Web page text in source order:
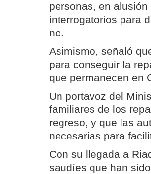
personas, en
interrogatorios para
no.
Asimismo, señaló
para conseguir la
que permanecen en
Un portavoz del
familiares de los
regreso, y que las
necesarias para
Con su llegada a
saudíes que han